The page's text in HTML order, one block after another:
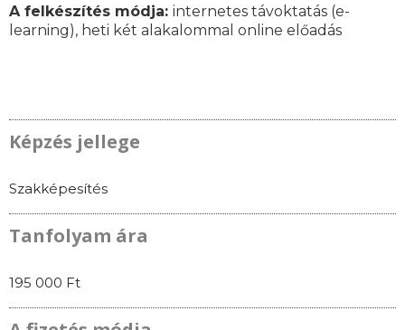
A felkészítés módja: internetes távoktatás (e-
learning), heti két alakalommal online előadás
Képzés jellege
Szakképesítés
Tanfolyam ára
195 000 Ft